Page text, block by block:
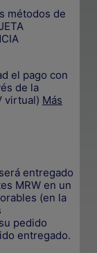
métodos de
el pago con
de la
virtual) Más
entregado
MRW en un
(en la
pedido
entregado.